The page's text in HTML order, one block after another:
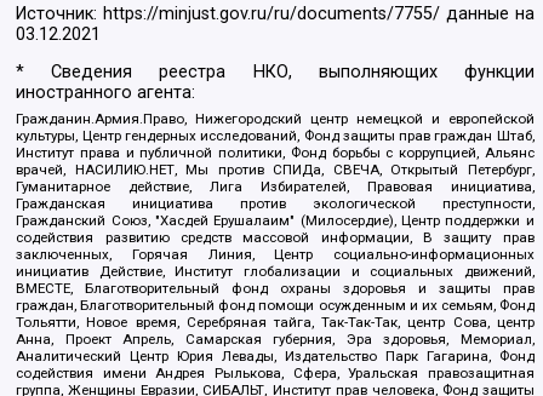
Источник: https://minjust.gov.ru/ru/documents/7755/ данные на
03.12.2021
* Сведения реестра НКО, выполняющих функции
иностранного агента:
Гражданин.Армия.Право, Нижегородский центр немецкой и европейской
культуры, Центр гендерных исследований, Фонд защиты прав граждан Штаб,
Институт права и публичной политики, Фонд борьбы с коррупцией, Альянс
врачей, НАСИЛИЮ.НЕТ, Мы против СПИДа, СВЕЧА, Открытый Петербург,
Гуманитарное действие, Лига Избирателей, Правовая инициатива,
Гражданская инициатива против экологической преступности,
Гражданский Союз, "Хасдей Ерушалаим" (Милосердие), Центр поддержки и
содействия развитию средств массовой информации, В защиту прав
заключенных, Горячая Линия, Центр социально-информационных
инициатив Действие, Институт глобализации и социальных движений,
ВМЕСТЕ, Благотворительный фонд охраны здоровья и защиты прав
граждан, Благотворительный фонд помощи осужденным и их семьям, Фонд
Тольятти, Новое время, Серебряная тайга, Так-Так-Так, центр Сова, центр
Анна, Проект Апрель, Самарская губерния, Эра здоровья, Мемориал,
Аналитический Центр Юрия Левады, Издательство Парк Гагарина, Фонд
содействия имени Андрея Рылькова, Сфера, Уральская правозащитная
группа, Женщины Евразии, СИБАЛЬТ, Институт прав человека, Фонд защиты